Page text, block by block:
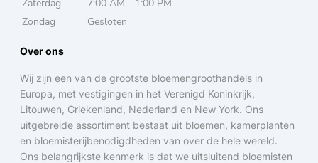
Zaterdag
7:00 AM - 1:00 PM
Zondag
Gesloten
Over ons
Wij zijn een van de grootste bloemengroothandels in
Europa, met vestigingen in het Verenigd Koninkrijk,
Litouwen, Griekenland, Nederland en New York. Ons
uitgebreide assortiment bestaat uit bloemen, kamerplanten
en bloemisterijbenodigdheden van over de hele wereld.
Ons belangrijkste kenmerk is dat we uitsluitend bloemisten